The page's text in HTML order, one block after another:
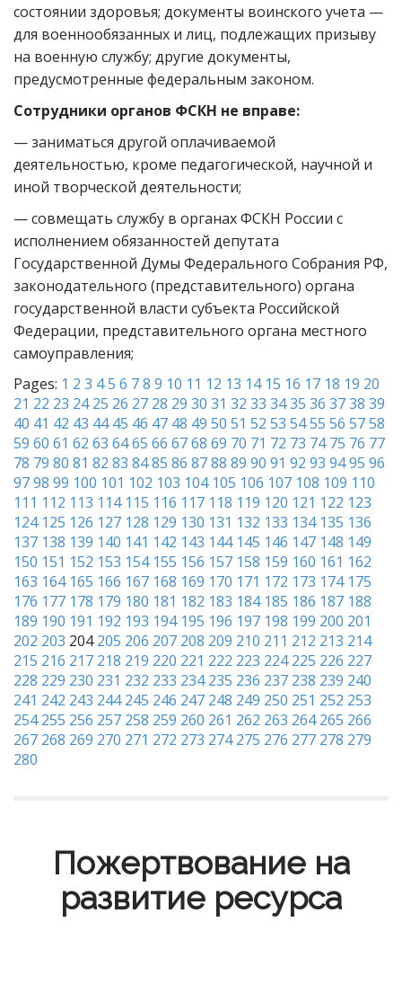
состоянии здоровья; документы воинского учета —
для военнообязанных и лиц, подлежащих призыву
на военную службу; другие документы,
предусмотренные федеральным законом.
Сотрудники органов ФСКН не вправе:
— заниматься другой оплачиваемой
деятельностью, кроме педагогической, научной и
иной творческой деятельности;
— совмещать службу в органах ФСКН России с
исполнением обязанностей депутата
Государственной Думы Федерального Собрания РФ,
законодательного (представительного) органа
государственной власти субъекта Российской
Федерации, представительного органа местного
самоуправления;
Pages: 1 2 3 45 6 78 9 10 11 12 13 14 15 16 17 18 19 20
21 22 23 24 25 26 27 28 29 30 31 32 33 3435 36 3738 39
40 41 42 43 44 45 46 47 48 49 50 51 52 53 5455 56 5758
59 60 61 62 63 6465 66 6768 69 70 71 72 73 74 75 76 77
78 79 80 81 82 83 8485 86 8788 89 90 91 92 93 9495 96
9798 99 100 101 102 103 104 105 106 107 108 109 110
111 112 113 114 115 116 117 118 119 120 121 122 123
124 125 126 127 128 129 130 131 132 133 134 135 136
137 138 139 140 141 142 143 144 145 146 147 148 149
150 151 152 153 154 155 156 157 158 159 160 161 162
163 164 165 166 167 168 169 170 171 172 173 174 175
176 177 178 179 180 181 182 183 184 185 186 187 188
189 190 191 192 193 194 195 196 197 198 199 200 201
202 203 204 205 206 207 208 209 210 211 212 213 214
215 216 217 218 219 220 221 222 223 224 225 226 227
228 229 230 231 232 233 234 235 236 237 238 239 240
241 242 243 244 245 246 247 248 249 250 251 252 253
254 255 256 257 258 259 260 261 262 263 264 265 266
267 268 269 270 271 272 273 274 275 276 277 278 279
280
Пожертвование на
развитие ресурса